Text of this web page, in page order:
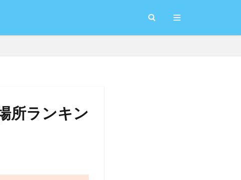
所ランキン